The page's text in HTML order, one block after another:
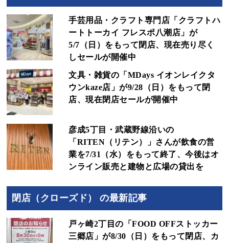
手芸用品・クラフト専門店「クラフトハ
ートトーカイ フレスポ八潮店」が
5/7（日）をもって閉店、現在売り尽く
しセールが開催中
文具・雑貨の「MDays イオンレイクタ
ウンkaze店」が9/28（日）をもって閉
店、現在閉店セールが開催中
彦成5丁目・武蔵野線沿いの
「RITEN（リテン）」さんが飲食の営
業を7/31（水）をもって終了、今後はオ
ンライン販売と建物と広場の貸出を
閉店（クローズド） の最新記事
戸ヶ崎2丁目の「FOOD OFFストッカー
三郷店」が8/30（日）をもって閉店、カ